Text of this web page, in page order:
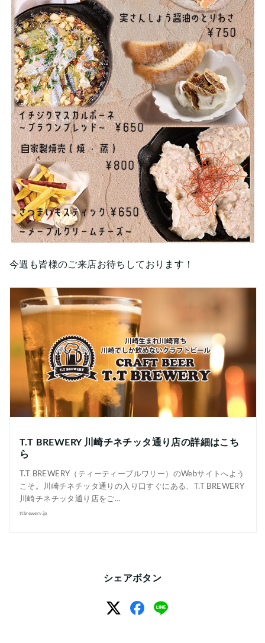
今週も皆様のご来店お待ちしております！
T.T BREWERY 川崎チネチッタ通り店の詳細はこち
ら
T.T BREWERY（ティーティーブルワリー）のWebサイトへよう
こそ。川崎チネチッタ通りの入り口すぐにある、T.T BREWERY
川崎チネチッタ通り店をご…
ttbrewery.jp
シェアボタン